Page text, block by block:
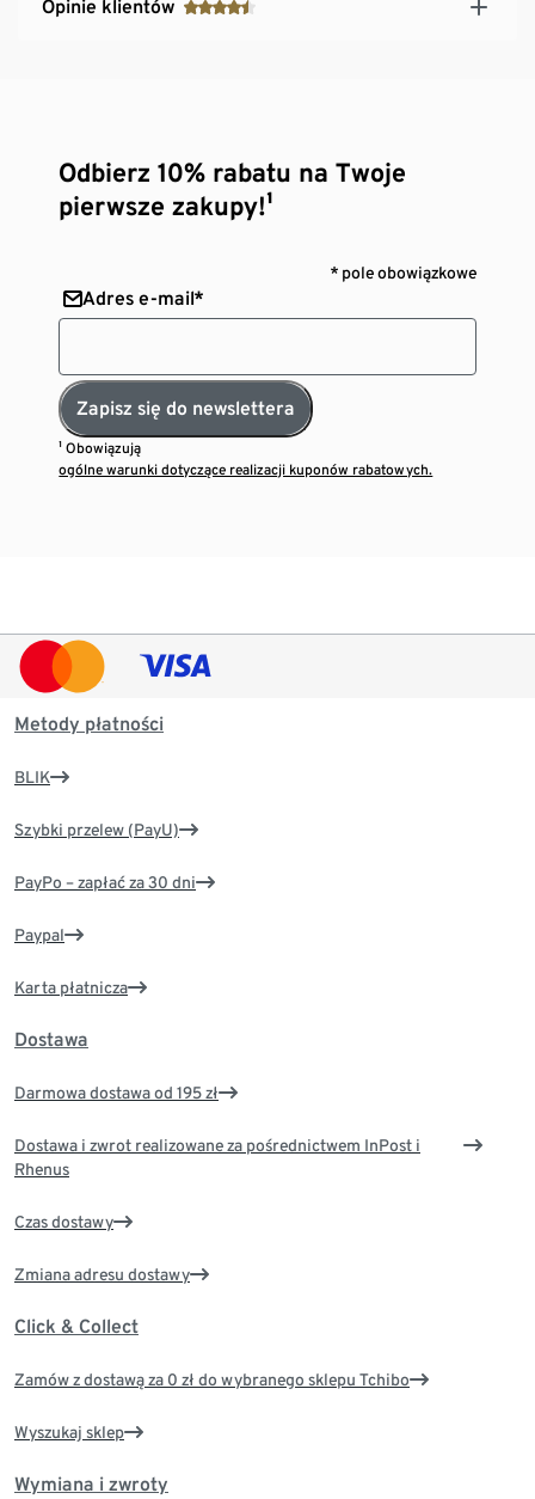
Opinie klientów
Odbierz 10% rabatu na Twoje
pierwsze zakupy!¹
* pole obowiązkowe
Adres e-mail*
Zapisz się do newslettera
¹ Obowiązują
ogólne warunki dotyczące realizacji kuponów rabatowych.
Metody płatności
BLIK
Szybki przelew (PayU)
PayPo – zapłać za 30 dni
Paypal
Karta płatnicza
Dostawa
Darmowa dostawa od 195 zł
Dostawa i zwrot realizowane za pośrednictwem InPost i
Rhenus
Czas dostawy
Zmiana adresu dostawy
Click & Collect
Zamów z dostawą za 0 zł do wybranego sklepu Tchibo
Wyszukaj sklep
Wymiana i zwroty